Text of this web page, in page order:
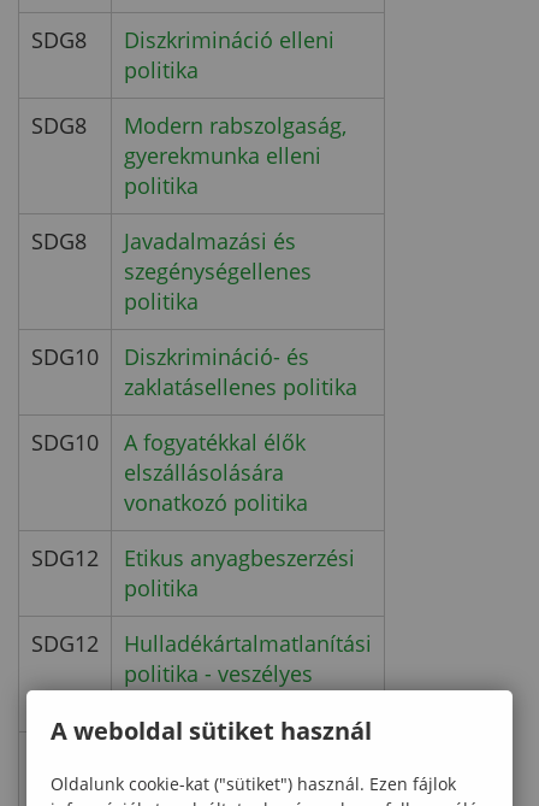
SDG8
Diszkrimináció elleni
politika
SDG8
Modern rabszolgaság,
gyerekmunka elleni
politika
SDG8
Javadalmazási és
szegénységellenes
politika
SDG10
Diszkrimináció- és
zaklatásellenes politika
SDG10
A fogyatékkal élők
elszállásolására
vonatkozó politika
SDG12
Etikus anyagbeszerzési
politika
SDG12
Hulladékártalmatlanítási
politika - veszélyes
politika -
A weboldal sütiket használ
Oldalunk cookie-kat ("sütiket") használ. Ezen fájlok